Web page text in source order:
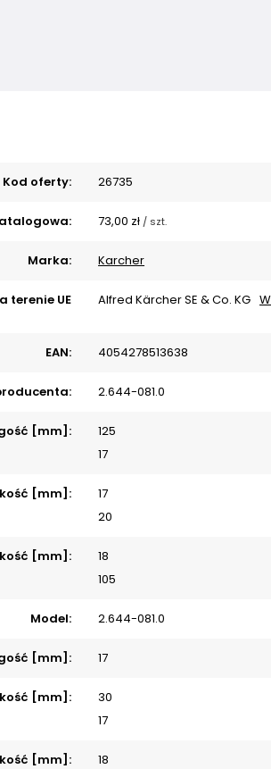
Kod oferty: 26735
73,00 zł / szt.
Marka: Karcher
terenie UE Alfred Kärcher SE & Co. KG
EAN: 4054278513638
2.644-081.0
[mm]:
125
17
[mm]:
17
20
[mm]:
18
105
Model: 2.644-081.0
[mm]: 17
[mm]:
30
17
[mm]: 18